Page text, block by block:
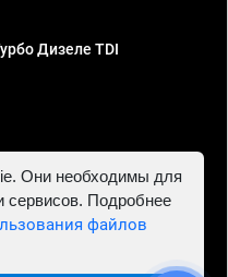
Дизеле TDI
ИНН 781302555843,
Они необходимы для
сервисов. Подробнее
файлов